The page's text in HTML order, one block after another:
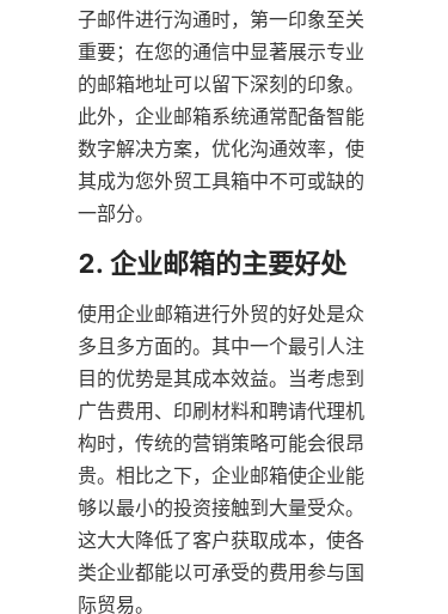
子邮件进行沟通时，第一印象至关
重要；在您的通信中显著展示专业
的邮箱地址可以留下深刻的印象。
此外，企业邮箱系统通常配备智能
数字解决方案，优化沟通效率，使
其成为您外贸工具箱中不可或缺的
一部分。
2. 企业邮箱的主要好处
使用企业邮箱进行外贸的好处是众
多且多方面的。其中一个最引人注
目的优势是其成本效益。当考虑到
广告费用、印刷材料和聘请代理机
构时，传统的营销策略可能会很昂
贵。相比之下，企业邮箱使企业能
够以最小的投资接触到大量受众。
这大大降低了客户获取成本，使各
类企业都能以可承受的费用参与国
际贸易。